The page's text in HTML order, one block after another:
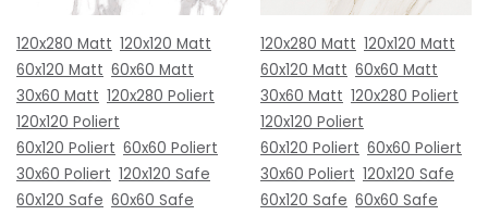
120x280 Matt 120x120 Matt
60x120 Matt 60x60 Matt
30x60 Matt 120x280 Poliert
120x120 Poliert
60x120 Poliert 60x60 Poliert
30x60 Poliert 120x120 Safe
60x120 Safe 60x60 Safe
120x280 Matt 120x120 Matt
60x120 Matt 60x60 Matt
30x60 Matt 120x280 Poliert
120x120 Poliert
60x120 Poliert 60x60 Poliert
30x60 Poliert 120x120 Safe
60x120 Safe 60x60 Safe